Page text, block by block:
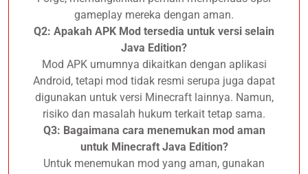
gameplay mereka dengan aman.
Q2: Apakah APK Mod tersedia untuk versi selain
Java Edition?
Mod APK umumnya dikaitkan dengan aplikasi
Android, tetapi mod tidak resmi serupa juga dapat
digunakan untuk versi Minecraft lainnya. Namun,
risiko dan masalah hukum terkait tetap sama.
Q3: Bagaimana cara menemukan mod aman
untuk Minecraft Java Edition?
Untuk menemukan mod yang aman, gunakan